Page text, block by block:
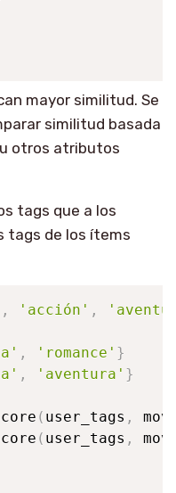
mayor similitud. Se
similitud basada
otros atributos
tags que a los
tags de los ítems
, 'acción' ,
, 'romance' }
, 'aventura' }
( user_tags ,
( user_tags ,